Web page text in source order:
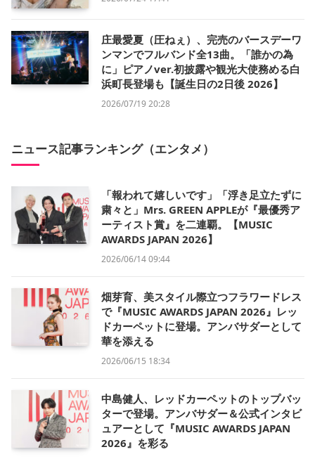
庄最愛夏（圧ねぇ）、完売のバースデーワ
ンマンでフルバンド全13曲。「誰かの為
に」ピアノver.初披露や観光大使務める白
浜町長登場も【誕生日の2日後 2026】
2026/07/19 20:28
ニュース記事ランキング（エンタメ）
「報われて嬉しいです」「浮き足立たずに
粛々と」Mrs. GREEN APPLEが『最優秀ア
ーティスト賞』を二連覇。【MUSIC
AWARDS JAPAN 2026】
2026/06/14 09:44
畑芽育、美スタイル際立つフラワードレス
で『MUSIC AWARDS JAPAN 2026』レッ
ドカーペットに登場。アンバサダーとして
華を添える
2026/06/15 18:34
中島健人、レッドカーペットのトップバッ
ターで登場。アンバサダー＆公式インタビ
ュアーとして『MUSIC AWARDS JAPAN
2026』を彩る